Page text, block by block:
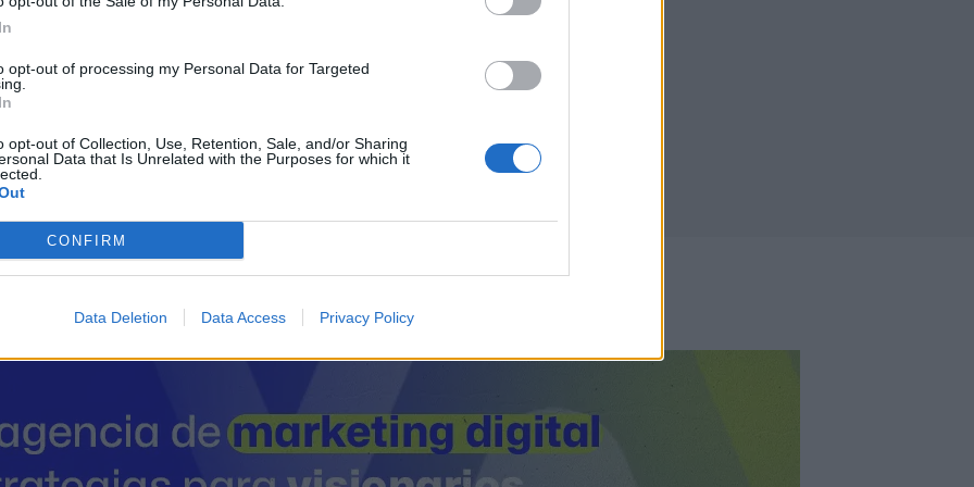
opt-out of processing my Personal Data for Targeted
opt-out of Collection, Use, Retention, Sale, and/or Sharing
Data that Is Unrelated with the Purposes for which it
CONFIRM
Data Deletion Data Access Privacy Policy
Candeleda
activo desde:03/10/2012|Última actualización:25/10/2023